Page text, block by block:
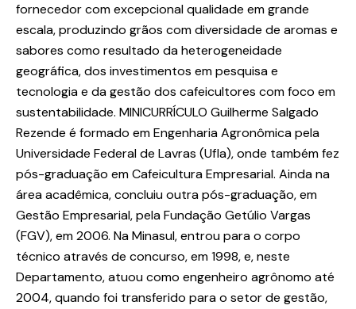
fornecedor com excepcional qualidade em grande
escala, produzindo grãos com diversidade de aromas e
sabores como resultado da heterogeneidade
geográfica, dos investimentos em pesquisa e
tecnologia e da gestão dos cafeicultores com foco em
sustentabilidade. MINICURRÍCULO Guilherme Salgado
Rezende é formado em Engenharia Agronômica pela
Universidade Federal de Lavras (Ufla), onde também fez
pós-graduação em Cafeicultura Empresarial. Ainda na
área acadêmica, concluiu outra pós-graduação, em
Gestão Empresarial, pela Fundação Getúlio Vargas
(FGV), em 2006. Na Minasul, entrou para o corpo
técnico através de concurso, em 1998, e, neste
Departamento, atuou como engenheiro agrônomo até
2004, quando foi transferido para o setor de gestão,